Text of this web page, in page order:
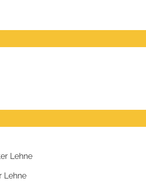
Lehne
Lehne